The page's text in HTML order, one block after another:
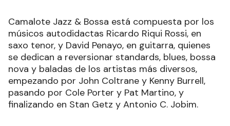
Camalote Jazz & Bossa está compuesta por los
músicos autodidactas Ricardo Riqui Rossi, en
saxo tenor, y David Penayo, en guitarra, quienes
se dedican a reversionar standards, blues, bossa
nova y baladas de los artistas más diversos,
empezando por John Coltrane y Kenny Burrell,
pasando por Cole Porter y Pat Martino, y
finalizando en Stan Getz y Antonio C. Jobim.